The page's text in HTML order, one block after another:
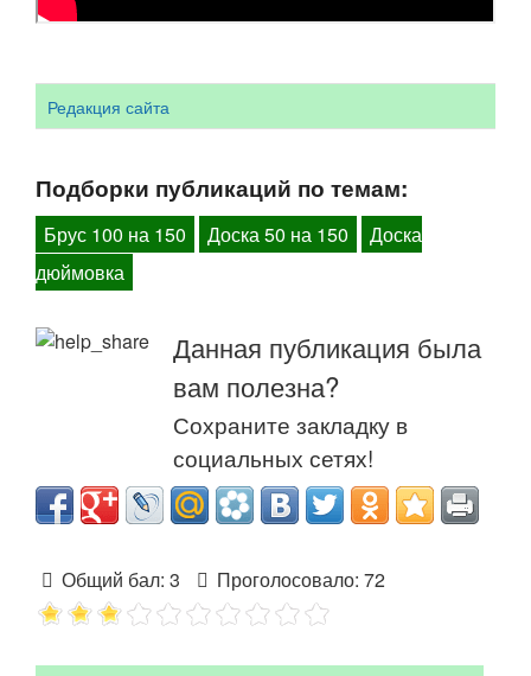
Редакция сайта
Подборки публикаций по темам:
Брус 100 на 150 Доска 50 на 150
Доска
дюймовка
Данная публикация была
вам полезна?
Сохраните закладку в
социальных сетях!
Общий бал: 3 Проголосовало: 72